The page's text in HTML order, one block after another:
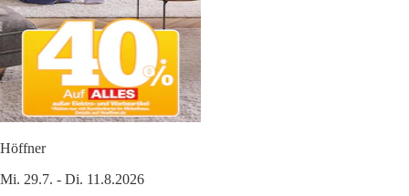
Höffner
Mi. 29.7. - Di. 11.8.2026